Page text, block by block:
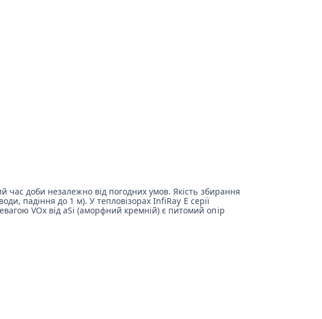
час доби незалежно від погодних умов. Якість збирання
падіння до 1 м). У тепловізорах InfiRay Е серії
VOx від aSi (аморфний кремній) є питомий опір